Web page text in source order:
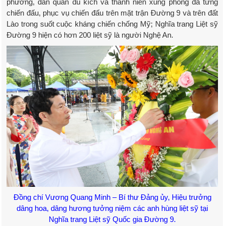
phương, dân quân du kích và thanh niên xung phong đã từng
chiến đấu, phục vụ chiến đấu trên mặt trận Đường 9 và trên đất
Lào trong suốt cuộc kháng chiến chống Mỹ; Nghĩa trang Liệt sỹ
Đường 9 hiện có hơn 200 liệt sỹ là người Nghệ An.
Đồng chí Vương Quang Minh – Bí thư Đảng ủy, Hiệu trưởng
dâng hoa, dâng hương tưởng niệm các anh hùng liệt sỹ tại
Nghĩa trang Liệt sỹ Quốc gia Đường 9.